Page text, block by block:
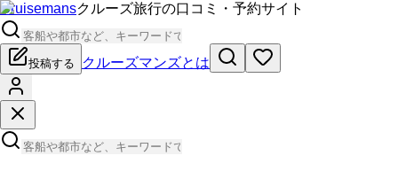
Cruisemansクルーズ旅行の口コミ・予約サイト
投稿する クルーズマンズとは